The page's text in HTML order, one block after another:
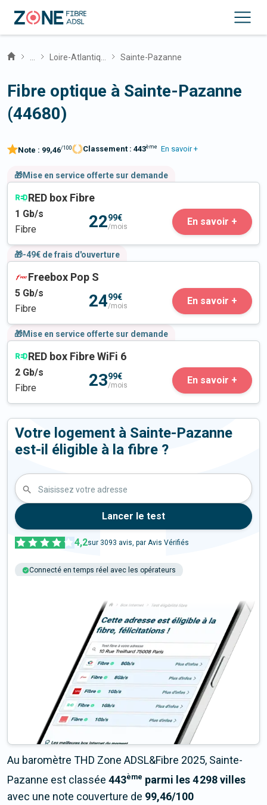
Sainte-Pazanne
Fibre optique à Sainte-Pazanne
(44680)
Note : 99,46/100 Classement : 443ème En savoir +
🎁Mise en service offerte sur demande
RED box Fibre
1 Gb/s
Fibre
2299€
/mois En savoir +
🎁-49€ de frais d'ouverture
Freebox Pop S
5 Gb/s
Fibre
2499€
/mois En savoir +
🎁Mise en service offerte sur demande
RED box Fibre WiFi 6
2 Gb/s
Fibre
2399€
/mois En savoir +
Votre logement à Sainte-Pazanne
est-il éligible à la fibre ?
Saisissez votre adresse
Lancer le test
4,2sur 3093 avis, par Avis Vérifiés
Connecté en temps réel avec les opérateurs
Au baromètre THD Zone ADSL&Fibre 2025, Sainte-
Pazanne est classée 443ème parmi les 4 298 villes
avec une note couverture de 99,46/100